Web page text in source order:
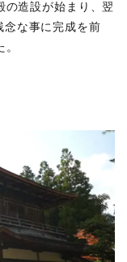
の造設が始まり、翌
念な事に完成を前